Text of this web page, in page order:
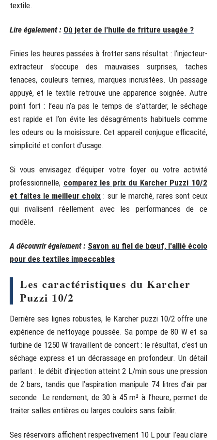
textile.
Lire également : Où jeter de l'huile de friture usagée ?
Finies les heures passées à frotter sans résultat : l’injecteur-
extracteur s’occupe des mauvaises surprises, taches
tenaces, couleurs ternies, marques incrustées. Un passage
appuyé, et le textile retrouve une apparence soignée. Autre
point fort : l’eau n’a pas le temps de s’attarder, le séchage
est rapide et l’on évite les désagréments habituels comme
les odeurs ou la moisissure. Cet appareil conjugue efficacité,
simplicité et confort d’usage.
Si vous envisagez d’équiper votre foyer ou votre activité
professionnelle, comparez les prix du Karcher Puzzi 10/2
et faites le meilleur choix : sur le marché, rares sont ceux
qui rivalisent réellement avec les performances de ce
modèle.
A découvrir également : Savon au fiel de bœuf, l'allié écolo
pour des textiles impeccables
Les caractéristiques du Karcher
Puzzi 10/2
Derrière ses lignes robustes, le Karcher puzzi 10/2 offre une
expérience de nettoyage poussée. Sa pompe de 80 W et sa
turbine de 1250 W travaillent de concert : le résultat, c’est un
séchage express et un décrassage en profondeur. Un détail
parlant : le débit d’injection atteint 2 L/min sous une pression
de 2 bars, tandis que l’aspiration manipule 74 litres d’air par
seconde. Le rendement, de 30 à 45 m² à l’heure, permet de
traiter salles entières ou larges couloirs sans faiblir.
Ses réservoirs affichent respectivement 10 L pour l’eau claire